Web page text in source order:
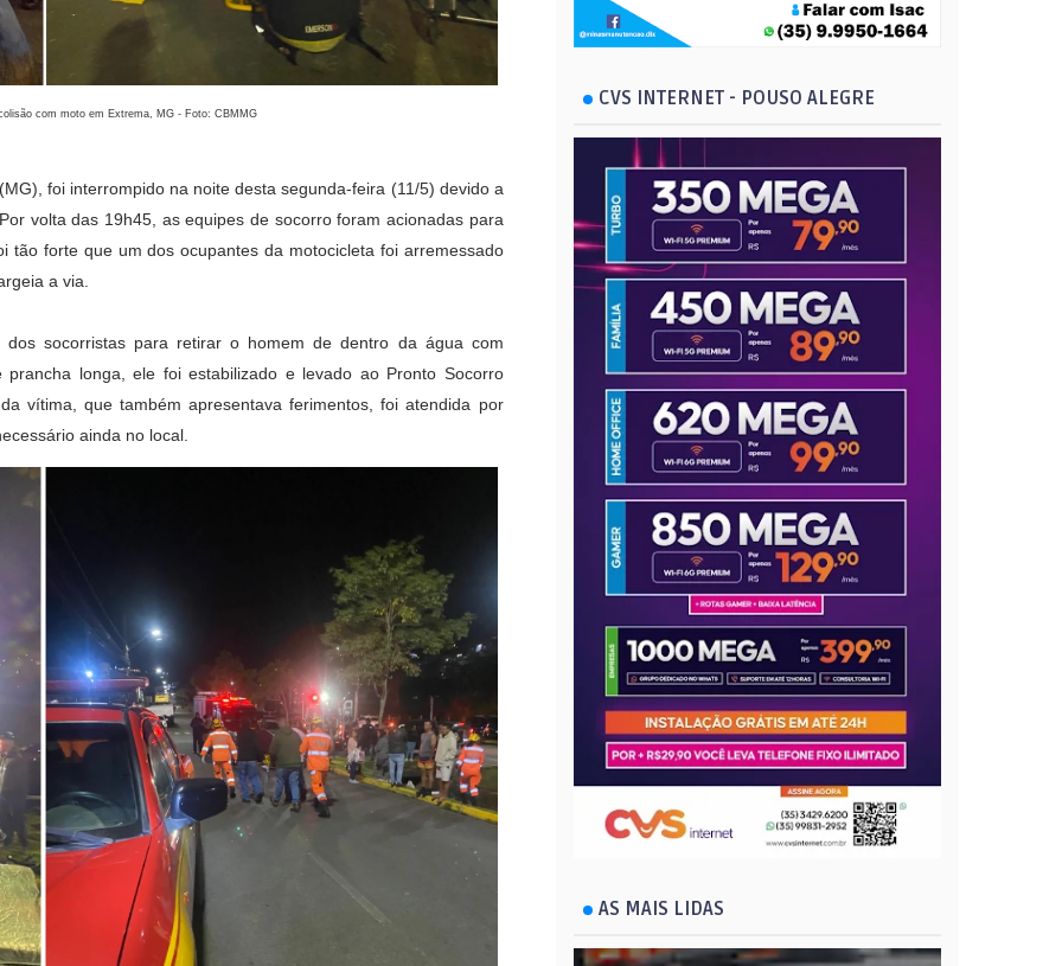
com moto em Extrema, MG - Foto: CBMMG
foi interrompido na noite desta segunda-feira (11/5) devido a
volta das 19h45, as equipes de socorro foram acionadas para
tão forte que um dos ocupantes da motocicleta foi arremessado
a via.
socorristas para retirar o homem de dentro da água com
longa, ele foi estabilizado e levado ao Pronto Socorro
vítima, que também apresentava ferimentos, foi atendida por
ainda no local.
CVS INTERNET - POUSO ALEGRE
AS MAIS LIDAS